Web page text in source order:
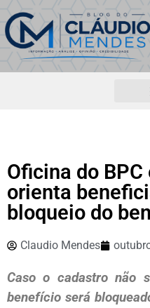
Oficina do BPC
orienta
bloqueio do
Claudio Mendes
Caso o cadastro não
benefício será